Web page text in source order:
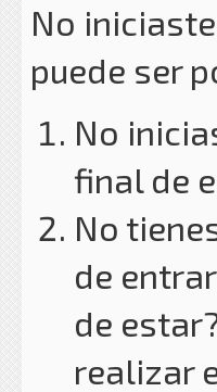
No
puede ser
No
final de
No
de
de
realizar